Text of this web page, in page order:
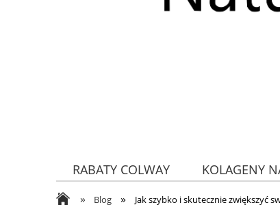
RABATY COLWAY KOLAGENY
ZDROWA ŻYWNOŚĆ
» Blog » Jak szybko i skutecznie zwiększyć